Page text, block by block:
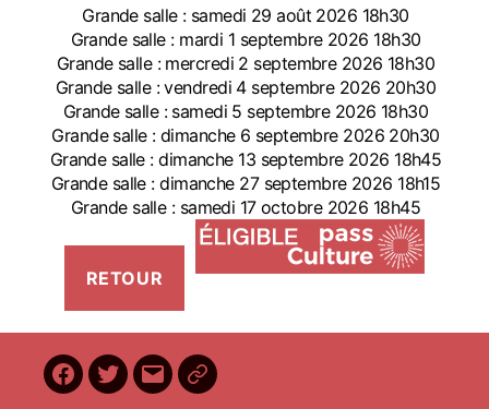
Grande salle : samedi 29 août 2026 18h30
Grande salle : mardi 1 septembre 2026 18h30
Grande salle : mercredi 2 septembre 2026 18h30
Grande salle : vendredi 4 septembre 2026 20h30
Grande salle : samedi 5 septembre 2026 18h30
Grande salle : dimanche 6 septembre 2026 20h30
Grande salle : dimanche 13 septembre 2026 18h45
Grande salle : dimanche 27 septembre 2026 18h15
Grande salle : samedi 17 octobre 2026 18h45
Facebook
Twitter
E-
BilletReduc